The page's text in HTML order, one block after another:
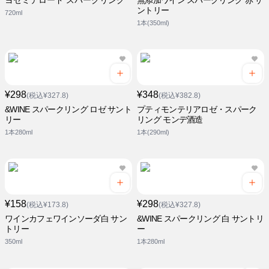
720ml
ントリー
1本(350ml)
¥298(税込¥327.8)
&WINE スパークリング ロゼ サント
リー
1本280ml
¥348(税込¥382.8)
プティモンテリアロゼ・スパーク
リング モンデ酒造
1本(290ml)
¥158(税込¥173.8)
ワインカフェワインソーダ白 サン
トリー
350ml
¥298(税込¥327.8)
&WINE スパークリング 白 サントリ
ー
1本280ml